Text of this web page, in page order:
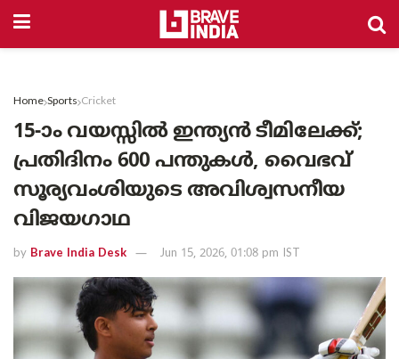
Home Sports Cricket
15-ാം വയസ്സിൽ ഇന്ത്യൻ ടീമിലേക്ക്;
പ്രതിദിനം 600 പന്തുകൾ, വൈഭവ്
സൂര്യവംശിയുടെ അവിശ്വസനീയ
വിജയഗാഥ
by Brave India Desk Jun 15, 2026, 01:08 pm IST